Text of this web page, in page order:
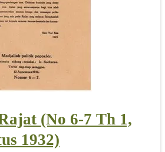
(No 6-7 Th 1,
1932)